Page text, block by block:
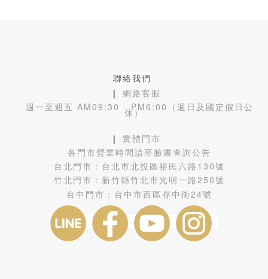
聯絡我們
❙ 網路客服
週一至週五 AM09:30 - PM6:00（週日及國定假日公
休）
❙ 實體門市
各門市營業時間請至臉書查詢公告
台北門市： 台北市北投區裕民六路130號
竹北門市： 新竹縣竹北市光明一路250號
台中門市： 台中市西區存中街24號